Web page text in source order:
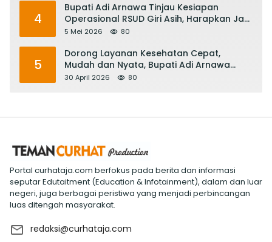
4
Bupati Adi Arnawa Tinjau Kesiapan
Operasional RSUD Giri Asih, Harapkan Jadi
RS Rujukan Terbaik
5 Mei 2026 80
5
Dorong Layanan Kesehatan Cepat,
Mudah dan Nyata, Bupati Adi Arnawa
Evaluasi ‘Mantap Nak Badung’
30 April 2026 80
Portal curhataja.com berfokus pada berita dan informasi
seputar Edutaitment (Education & Infotainment), dalam dan luar
negeri, juga berbagai peristiwa yang menjadi perbincangan
luas ditengah masyarakat.
redaksi@curhataja.com